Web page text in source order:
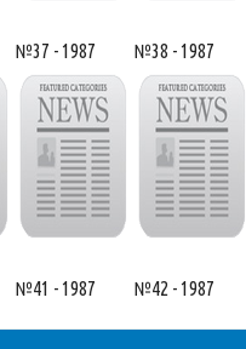
№37 - 1987 №38 - 1987
№41 - 1987 №42 - 1987